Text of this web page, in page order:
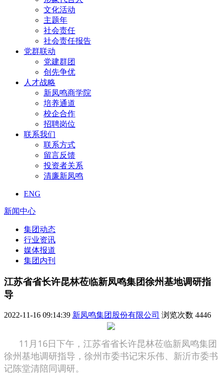
文化活动
主题年
社会责任
社会责任报告
党群联动
党建群团
创先争优
人才战略
新凤鸣商学院
培养通道
校企合作
招聘岗位
联系我们
联系方式
留言反馈
投资者关系
清廉新凤鸣
ENG
新闻中心
集团动态
行业资讯
媒体报道
集团内刊
江苏省省长许昆林莅临新凤鸣集团徐州基地调研指
导
2022-11-16 09:14:39 新凤鸣集团股份有限公司 浏览次数 4446
11月16日下午，江苏省省长许昆林莅临新凤鸣集团
徐州基地调研指导，徐州市委书记宋乐伟、新沂市委书
记陈堂清陪同调研。